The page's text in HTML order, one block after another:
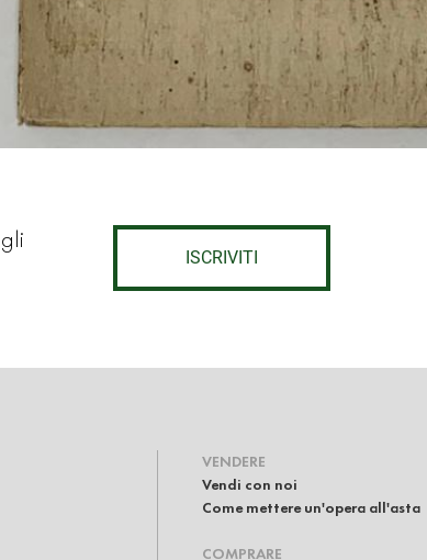
ISCRIVITI
VENDERE
Vendi con noi
Come mettere un'opera all'asta
COMPRARE